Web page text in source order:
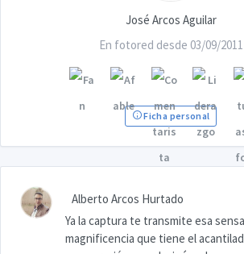
José Arcos Aguilar
En fotored desde 03/09/2011
Ficha personal
Alberto Arcos Hurtado
Ya la captura te transmite esa
magnificencia que tiene el